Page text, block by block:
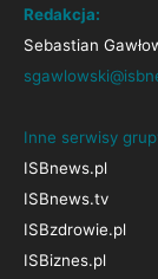
Redakcja:
Sebastian
Inne serwisy
ISBnews.pl
ISBnews.tv
ISBzdrowie.pl
ISBiznes.pl